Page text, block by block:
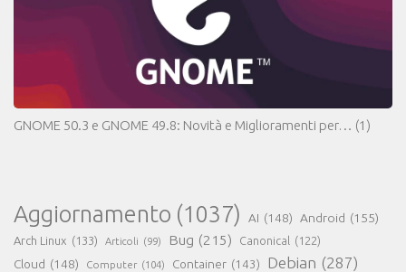
GNOME 50.3 e GNOME 49.8: Novità e Miglioramenti per… (1)
Aggiornamento (1037) AI (148) Android (155)
Arch Linux (133) Articoli (99) Bug (215) Canonical (122)
Cloud (148) Computer (104) Container (143) Debian (287)